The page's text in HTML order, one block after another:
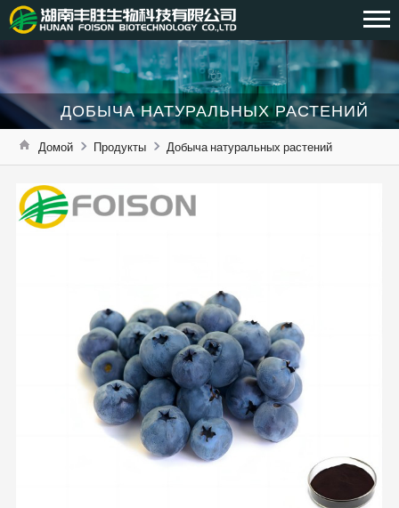
ДОБЫЧА НАТУРАЛЬНЫХ РАСТЕНИЙ
Домой Продукты Добыча натуральных растений